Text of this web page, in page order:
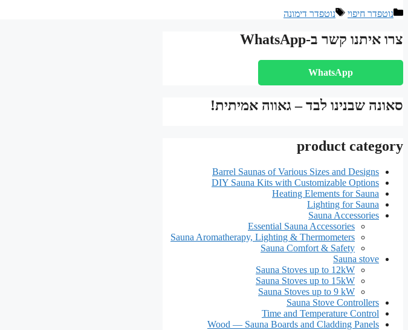
קטגוריות
נוטפדר חיפוי תגיות
נוטפדר דימונה
צרו איתנו קשר ב-WhatsApp
WhatsApp
סאונה שבנינו לבד – גאווה אמיתית!
product category
Barrel Saunas of Various Sizes and Designs
DIY Sauna Kits with Customizable Options
Heating Elements for Sauna
Lighting for Sauna
Sauna Accessories
Essential Sauna Accessories
Sauna Aromatherapy, Lighting & Thermometers
Sauna Comfort & Safety
Sauna stove
Sauna Stoves up to 12kW
Sauna Stoves up to 15kW
Sauna Stoves up to 9 kW
Sauna Stove Controllers
Time and Temperature Control
Wood — Sauna Boards and Cladding Panels